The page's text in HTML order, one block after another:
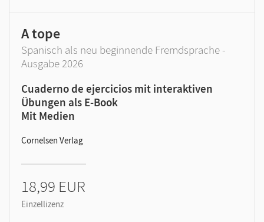
A tope
Spanisch als neu beginnende Fremdsprache -
Ausgabe 2026
Cuaderno de ejercicios mit interaktiven
Übungen als E-Book
Mit Medien
Cornelsen Verlag
18,99 EUR
Einzellizenz